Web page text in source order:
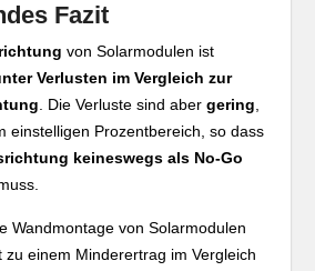
Fazit
von Solarmodulen ist
Verlusten im Vergleich zur
. Die Verluste sind abergering
einstelligen Prozentbereich, so dass
keineswegs als No-Go
Wandmontage von Solarmodulen
zu einem Minderertrag im Vergleich